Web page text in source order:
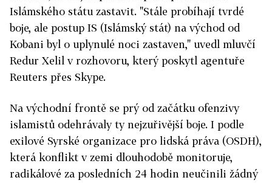
Islámského státu zastavit. "Stále probíhají tvrdé
boje, ale postup IS (Islámský stát) na východ od
Kobani byl o uplynulé noci zastaven," uvedl mluvčí
Redur Xelil v rozhovoru, který poskytl agentuře
Reuters přes Skype.
Na východní frontě se prý od začátku ofenzivy
islamistů odehrávaly ty nejzuřivější boje. I podle
exilové Syrské organizace pro lidská práva (OSDH),
která konflikt v zemi dlouhodobě monitoruje,
radikálové za posledních 24 hodin neučinili žádný